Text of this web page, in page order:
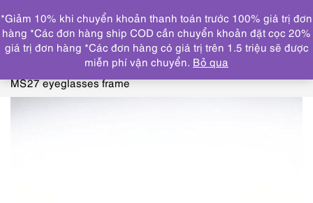
DANH MỤC
Trang chủ KÍNH MẮT
GỌNG KÍNH CŨ/ĐÃ SỬ
5855-Gọng kính nữ-Khá mới-MARC STUART
MS27 eyeglasses frame
*Giảm 10% khi chuyển khoản thanh toán trước 100% giá trị đơn
hàng *Các đơn hàng ship COD cần chuyển khoản đặt cọc 20%
giá trị đơn hàng *Các đơn hàng có giá trị trên 1.5 triệu sẽ được
miễn phí vận chuyển. Bỏ qua